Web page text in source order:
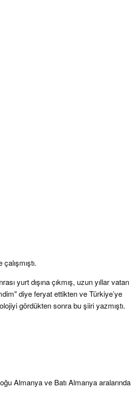
yurt dışına çıkmış, uzun yıllar vatan
diye feryat ettikten ve Türkiye’ye
gördükten sonra bu şiiri yazmıştı.
Almanya ve Batı Almanya aralarında